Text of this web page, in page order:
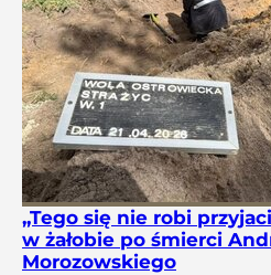
„Tego się nie robi
w żałobie po śmierci
Morozowskiego